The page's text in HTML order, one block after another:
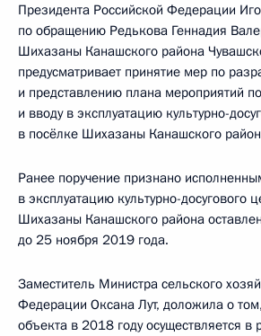
Президента Российской Федерации
по обращению Редькова Геннадия
Шихазаны Канашского района
предусматривает принятие мер по
и представлению плана мероприятий по
и вводу в эксплуатацию культурно-
в посёлке Шихазаны Канашского
Ранее поручение признано
в эксплуатацию культурно-досугового
Шихазаны Канашского района
до 25 ноября 2019 года.
Заместитель Министра сельского
Федерации Оксана Лут, доложила о том,
объекта в 2018 году осуществляется в